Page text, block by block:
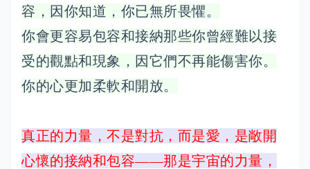
容，因你知道，你已無所畏懼。
你會更容易包容和接納那些你曾經難以接
受的觀點和現象，因它們不再能傷害你。
你的心更加柔軟和開放。
真正的力量，不是對抗，而是愛，是敞開
心懷的接納和包容——那是宇宙的力量，